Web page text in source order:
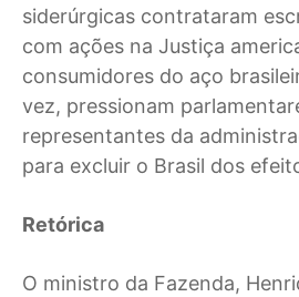
siderúrgicas contrataram
com ações na Justiça
consumidores do aço
vez, pressionam
representantes da
para excluir o Brasil dos
Retórica
O ministro da Fazenda,